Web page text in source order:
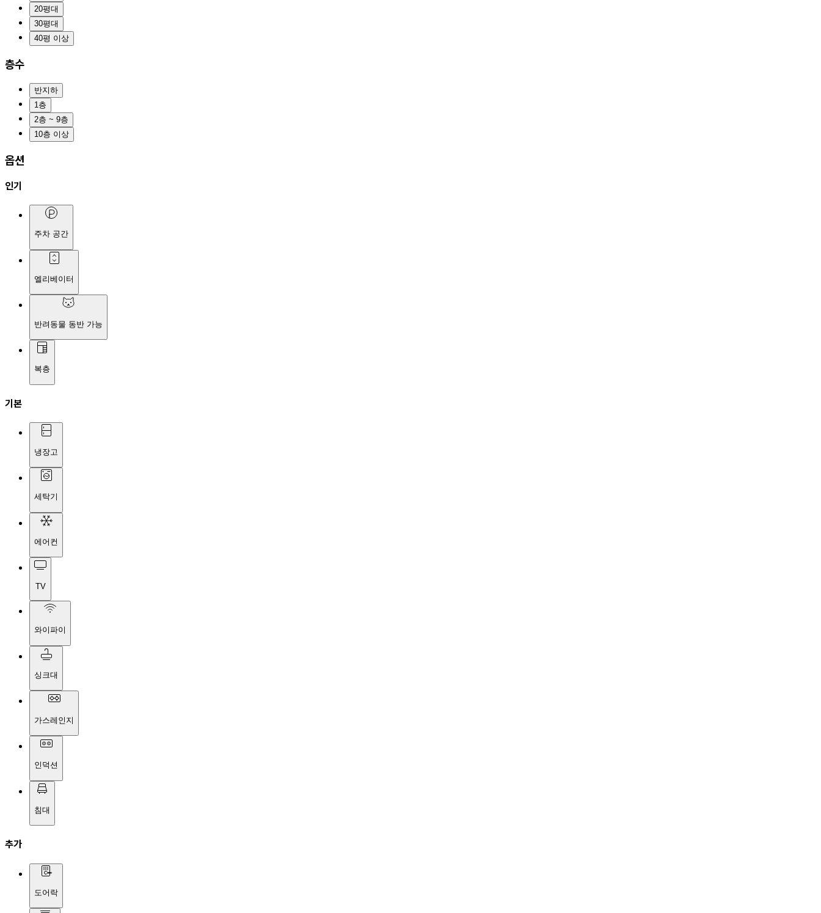
20평대
30평대
40평 이상
층수
반지하
1층
2층 ~ 9층
10층 이상
옵션
인기
주차 공간
엘리베이터
반려동물 동반 가능
복층
기본
냉장고
세탁기
에어컨
TV
와이파이
싱크대
가스레인지
인덕션
침대
추가
도어락